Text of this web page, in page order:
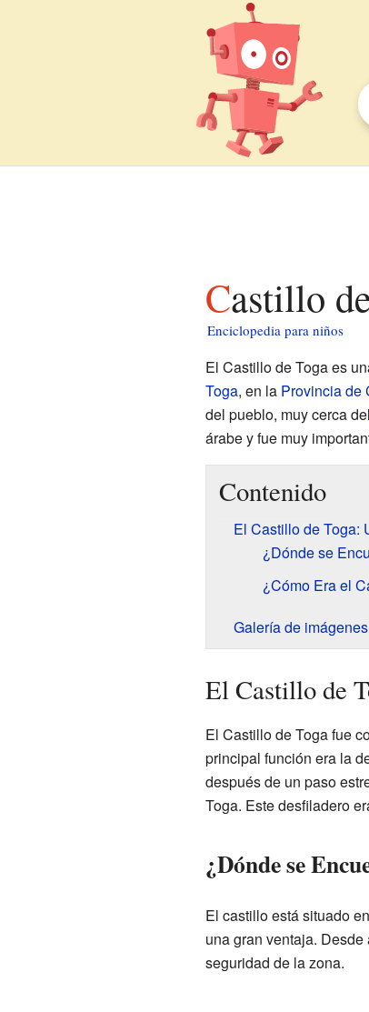
Castillo
Enciclopedia para niños
El Castillo de Toga es
Toga, en la Provincia de
del pueblo, muy cerca del
árabe y fue muy
Contenido
El Castillo de Toga:
¿Dónde se
¿Cómo Era el
Galería de imágenes
El Castillo de
El Castillo de Toga fue
principal función era la
después de un paso
Toga. Este desfiladero
¿Dónde se
El castillo está situado
una gran ventaja.
seguridad de la zona.